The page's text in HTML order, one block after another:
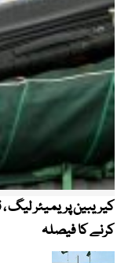
کرنے کا فیصلہ